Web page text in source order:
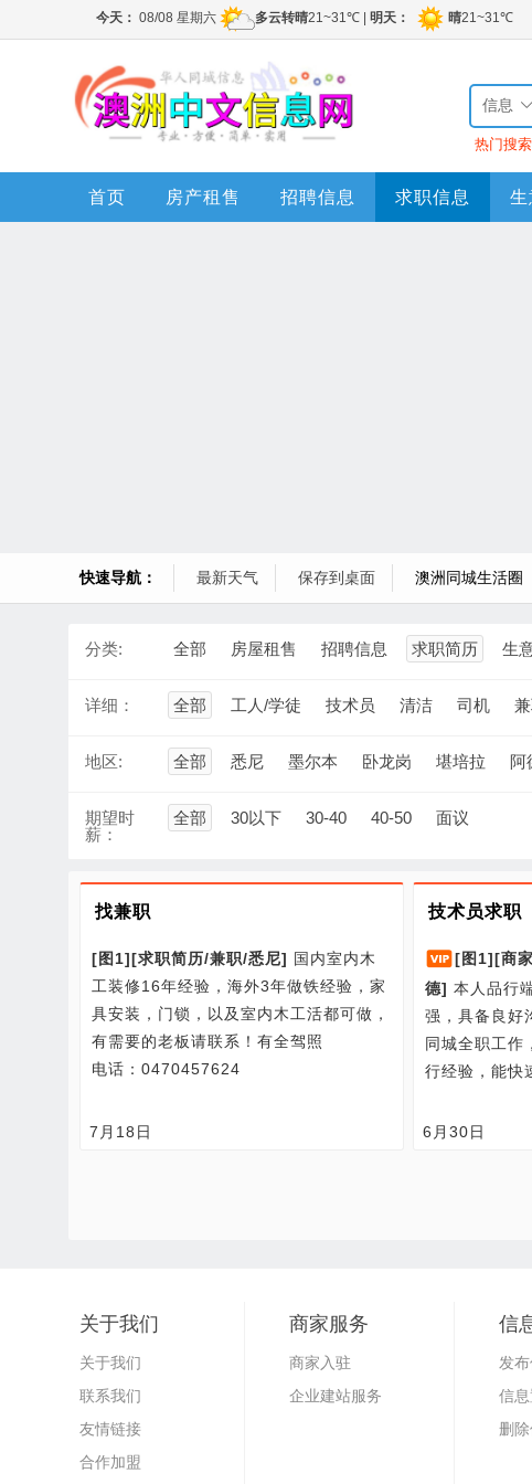
信息
热门搜索
首页 房产租售 招聘信息 求职信息 生
快速导航： 最新天气 保存到桌面 澳洲同城生活圈
分类: 全部 房屋租售 招聘信息 求职简历 生
详细： 全部 工人/学徒 技术员 清洁 司机
地区: 全部 悉尼 墨尔本 卧龙岗 堪培拉 阿
期望时
薪：
全部 30以下 30-40 40-50 面议
找兼职
[图1][求职简历/兼职/悉尼] 国内室内木
工装修16年经验，海外3年做铁经验，家
具安装，门锁，以及室内木工活都可做，
有需要的老板请联系！有全驾照
电话：0470457624
7月18日
技术员求职
[图1][商
德] 本人品行
强，具备良好
同城全职工作
行经验，能快
6月30日
关于我们
关于我们
联系我们
友情链接
合作加盟
商家服务
商家入驻
企业建站服务
信
发
信
删除